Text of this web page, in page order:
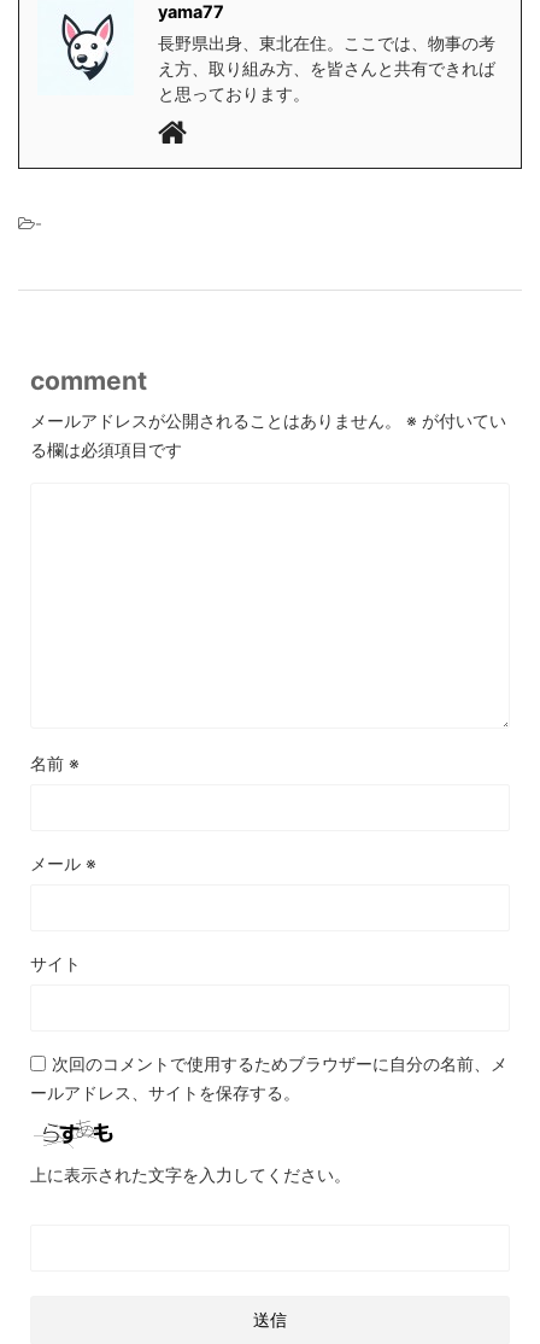
yama77
長野県出身、東北在住。ここでは、物事の考
え方、取り組み方、を皆さんと共有できれば
と思っております。
-
comment
メールアドレスが公開されることはありません。 ※ が付いてい
る欄は必須項目です
名前 ※
メール ※
サイト
次回のコメントで使用するためブラウザーに自分の名前、メ
ールアドレス、サイトを保存する。
上に表示された文字を入力してください。